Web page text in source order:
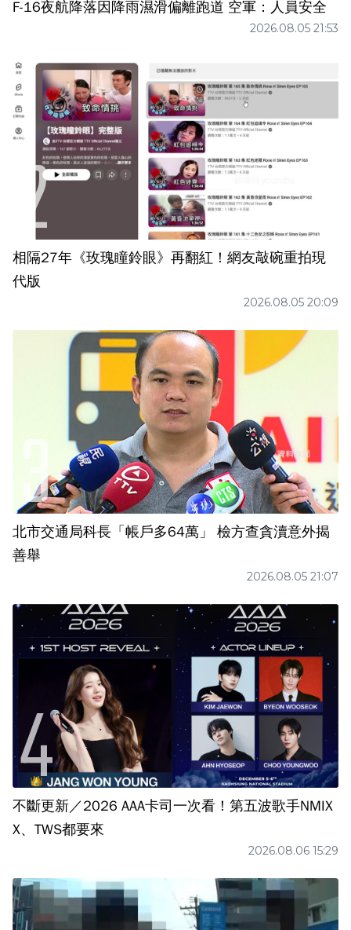
F-16夜航降落因降雨濕滑偏離跑道 空軍：人員安全
2026.08.05 21:53
相隔27年《玫瑰瞳鈴眼》再翻紅！網友敲碗重拍現
代版
2026.08.05 20:09
北市交通局科長「帳戶多64萬」 檢方查貪瀆意外揭
善舉
2026.08.05 21:07
不斷更新／2026 AAA卡司一次看！第五波歌手NMIX
X、TWS都要來
2026.08.06 15:29